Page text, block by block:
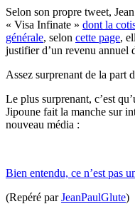
Selon son propre tweet,
« Visa Infinate » dont la
générale, selon cette page,
justifier d’un revenu annuel
Assez surprenant de la part
Le plus surprenant, c’est
Jipoune fait la manche sur
nouveau média :
Bien entendu, ce n’est pas
(Repéré parJeanPaulGlute)